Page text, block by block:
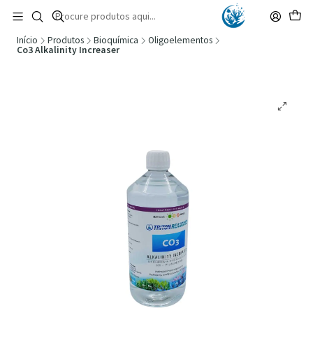
🚚 Portugal Continental: Portes Grátis desde 149,90€ (Envio extresso: 14,90€)
Ler mais
Início Produtos Bioquímica
Oligoelementos
Co3 Alkalinity Increaser